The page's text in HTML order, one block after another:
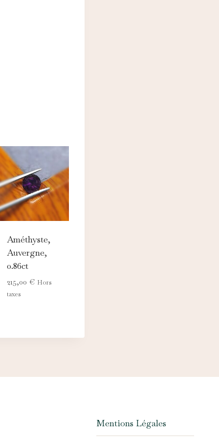
Améthyste,
Auvergne,
0.86ct
215,00 € Hors
taxes
Mentions Légales